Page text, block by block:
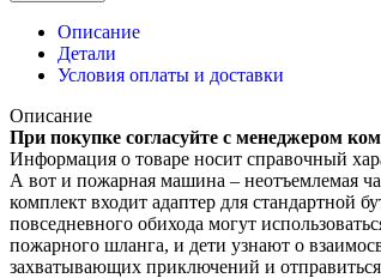
Описание
Детали
Условия оплаты и доставки
Описание
При покупке согласуйте с менеджером
Информация о товаре носит справочный
А вот и пожарная машина – неотъемлемая
комплект входит адаптер для стандартной
повседневного обихода могут
пожарного шланга, и дети узнают о
захватывающих приключений и